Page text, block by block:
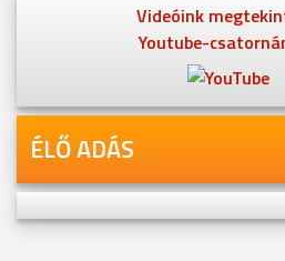
Videóink
Youtube-
ÉLŐ ADÁS